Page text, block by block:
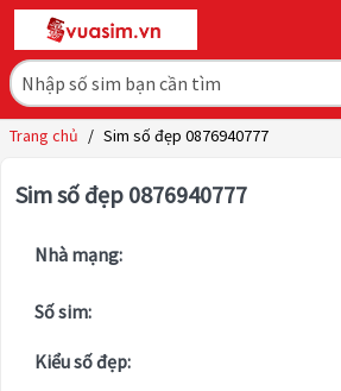
Trang chủ / Sim số đẹp 0876940777
Sim số đẹp 0876940777
Nhà mạng:
Số sim:
Kiểu số đẹp: